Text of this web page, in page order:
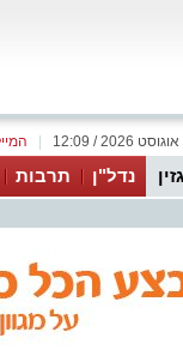
נדל"ן תרבות